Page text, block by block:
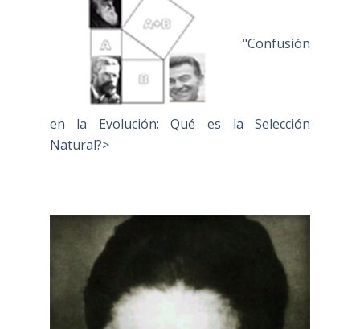
"Confusión
en la Evolución: Qué es la Selección
Natural?>